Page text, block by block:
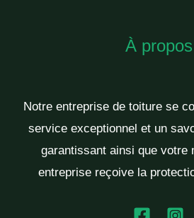
À propos
Notre entreprise de toiture se
service exceptionnel et un
garantissant ainsi que votre
entreprise reçoive la